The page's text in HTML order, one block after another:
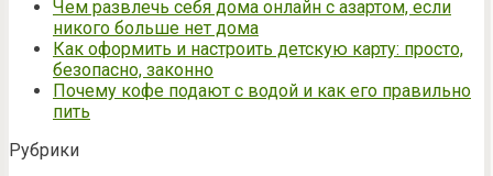
Чем развлечь себя дома онлайн с азартом, если
никого больше нет дома
Как оформить и настроить детскую карту: просто,
безопасно, законно
Почему кофе подают с водой и как его правильно
пить
Рубрики